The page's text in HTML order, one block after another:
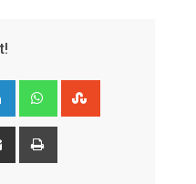
LinkedIn Whatsapp
Share